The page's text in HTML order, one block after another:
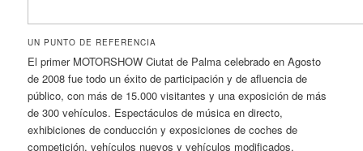
UN PUNTO DE REFERENCIA
El primer MOTORSHOW Ciutat de Palma celebrado en Agosto
de 2008 fue todo un éxito de participación y de afluencia de
público, con más de 15.000 visitantes y una exposición de más
de 300 vehículos. Espectáculos de música en directo,
exhibiciones de conducción y exposiciones de coches de
competición, vehículos nuevos y vehículos modificados.